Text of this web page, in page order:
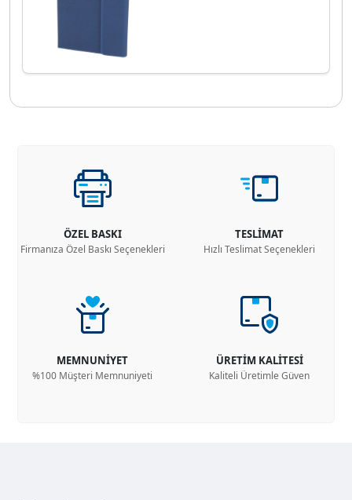
ÖZEL BASKI
Firmanıza Özel Baskı Seçenekleri
TESLİMAT
Hızlı Teslimat Seçenekleri
MEMNUNİYET
%100 Müşteri Memnuniyeti
ÜRETİM KALİTESİ
Kaliteli Üretimle Güven